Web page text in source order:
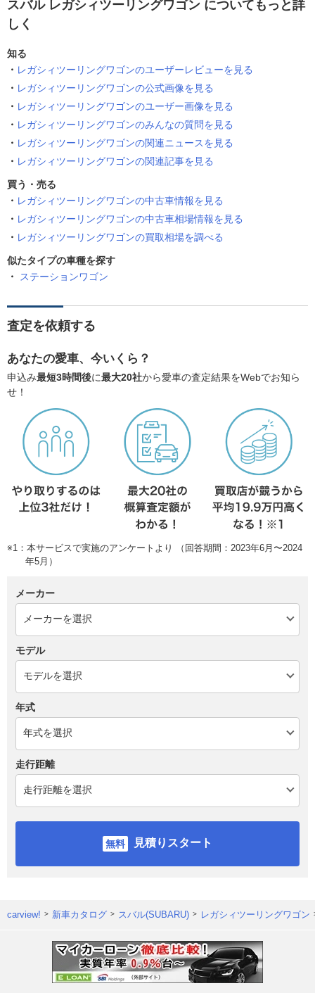
スバル レガシィツーリングワゴン についてもっと詳
しく
知る
レガシィツーリングワゴンのユーザーレビューを見る
レガシィツーリングワゴンの公式画像を見る
レガシィツーリングワゴンのユーザー画像を見る
レガシィツーリングワゴンのみんなの質問を見る
レガシィツーリングワゴンの関連ニュースを見る
レガシィツーリングワゴンの関連記事を見る
買う・売る
レガシィツーリングワゴンの中古車情報を見る
レガシィツーリングワゴンの中古車相場情報を見る
レガシィツーリングワゴンの買取相場を調べる
似たタイプの車種を探す
ステーションワゴン
査定を依頼する
あなたの愛車、今いくら？
申込み最短3時間後に最大20社から愛車の査定結果をWebでお知ら
せ！
※1：本サービスで実施のアンケートより （回答期間：2023年6月〜2024
年5月）
メーカー
モデル
年式
走行距離
見積りスタート
carview! 新車カタログ スバル(SUBARU) レガシィツーリングワゴン